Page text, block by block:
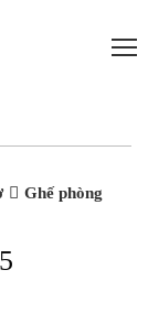
-20%
-20%
Ghế phòng